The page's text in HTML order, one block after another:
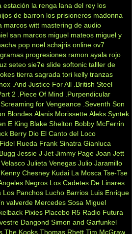
estación la renga lana del rey los
de barron los prisioneros madonna
marcos witt mastering de audio
san marcos miguel mateos miguel y
pop noel schajris online ov7
progresiones ramon ayala rojo
seteo sie7e slide softonic talller de
tierra sagrada tori kelly tranzas
.And Justice For All .British Steel
2
.Piece Of Mind
.Purpendicular
.Screaming for Vengeance .Seventh Son
Blondes Alanis Morissette Aleks Syntek
E King Blake Shelton Bobby McFerrin
Berry Dio El Canto del Loco
Fidel Rueda Frank Sinatra Gianluca
Jessie J Jet Jimmy Page Joan Jett
Julieta Venegas Julio Jaramillo
Kenny Chesney Kudai La Mosca Tse-Tse
Negros Los Cadetes De Linares
Los Panchos Lucho Barrios Luis Enrique
valverde Mercedes Sosa Miguel
Pixies Placebo R5 Radio Futura
Dangond Simon and Garfunkel
The Kooks Thomas Rhett Tim McGraw